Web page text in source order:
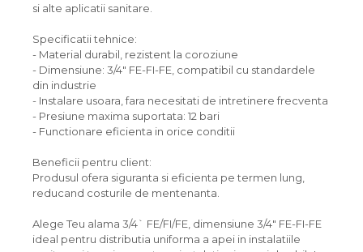
si alte aplicatii sanitare.
Specificatii tehnice:
- Material durabil, rezistent la coroziune
- Dimensiune: 3/4" FE-FI-FE, compatibil cu standardele
din industrie
- Instalare usoara, fara necesitati de intretinere frecventa
- Presiune maxima suportata: 12 bari
- Functionare eficienta in orice conditii
Beneficii pentru client:
Produsul ofera siguranta si eficienta pe termen lung,
reducand costurile de mentenanta.
Alege Teu alama 3/4` FE/FI/FE, dimensiune 3/4" FE-FI-FE
ideal pentru distributia uniforma a apei in instalatiile